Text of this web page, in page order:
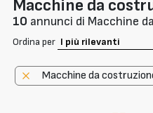
Macchine da
10 annunci di Macchine
Ordina per
Macchine da